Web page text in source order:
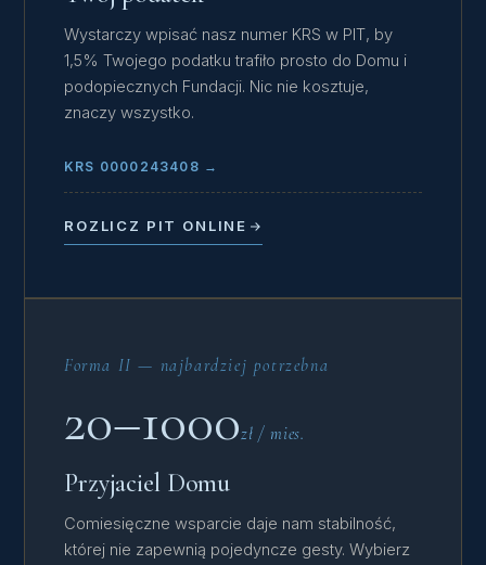
Wystarczy wpisać nasz numer KRS w PIT, by
1,5% Twojego podatku trafiło prosto do Domu i
podopiecznych Fundacji. Nic nie kosztuje,
znaczy wszystko.
KRS 0000243408 →
ROZLICZ PIT ONLINE
Forma II — najbardziej potrzebna
20–1000zł / mies.
Przyjaciel Domu
Comiesięczne wsparcie daje nam stabilność,
której nie zapewnią pojedyncze gesty. Wybierz